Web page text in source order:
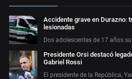
Accidente grave en Durazno:
lesionadas
Dos adolescentes de 17 años
Presidente Orsi destacó
Gabriel Rossi
El presidente de la República,